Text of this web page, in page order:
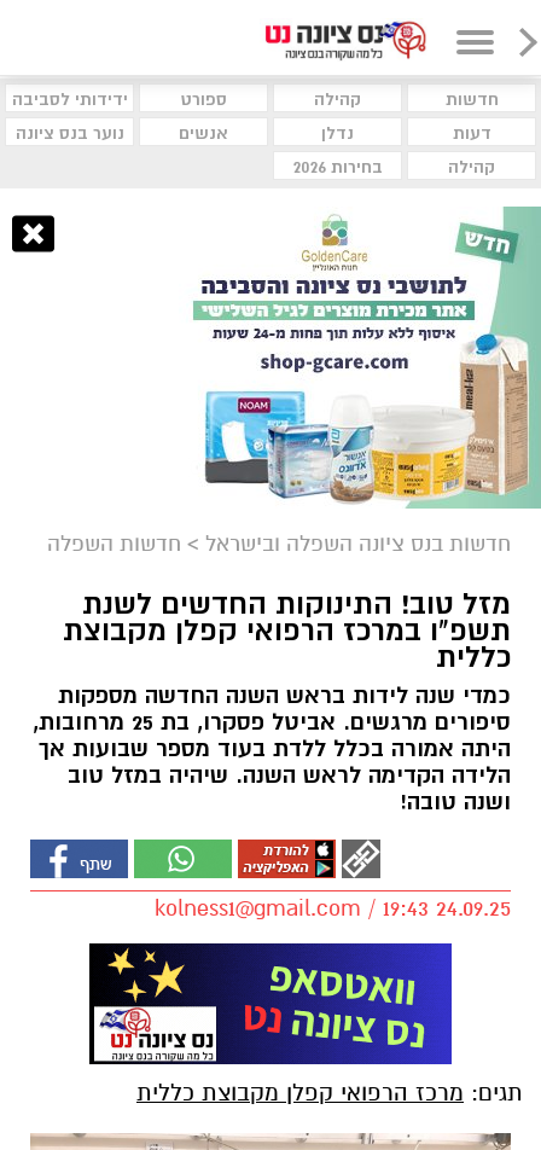
חדשות קהילה ספורט
ידידותי לסביבה
דעות
נדלן אנשים
נוער בנס ציונה
קהילה
בחירות 2026
חדשות בנס ציונה השפלה ובישראל > חדשות השפלה
מזל טוב! התינוקות החדשים לשנת
תשפ"ו במרכז הרפואי קפלן מקבוצת
כללית
כמדי שנה לידות בראש השנה החדשה מספקות
סיפורים מרגשים. אביטל פסקרו, בת 25 מרחובות,
היתה אמורה בכלל ללדת בעוד מספר שבועות אך
הלידה הקדימה לראש השנה. שיהיה במזל טוב
ושנה טובה!
kolness1@gmail.com / 19:43 24.09.25
תגים: מרכז הרפואי קפלן מקבוצת כללית